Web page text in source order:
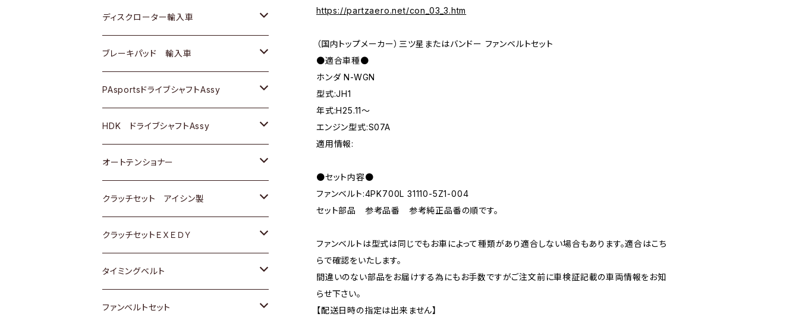
https://partzaero.net/con_03_3.htm
（国内トップメーカー）三ツ星またはバンドー ファンベルトセット
●適合車種●
ホンダ N-WGN
型式:JH1
年式:H25.11～
エンジン型式:S07A
適用情報:
●セット内容●
ファンベルト:4PK700L 31110-5Z1-004
セット部品 参考品番 参考純正品番の順です。
ファンベルトは型式は同じでもお車によって種類があり適合しない場合もあります。適合はこち
らで確認をいたします。
間違いのない部品をお届けする為にもお手数ですがご注文前に車検証記載の車両情報をお知
らせ下さい。
【配送日時の指定は出来ません】
スバル
マツダ
三菱
スバル
ＢＥＮＺ
マツダ
三菱
スバル
ダイハツ
マツダ
三菱
スバル
日産
ダイハツ
マツダ
三菱
スバル
スズキ
日産
ダイハツ
マツダ
三菱
スバル
スズキ
日産
ダイハツ
マツダ
三菱
スバル
トヨタ
ホンダ
スズキ
日産
いすゞ
ダイハツ
マツダ
三菱
スバル
ディスクローター輸入車
ＡＵＤＩ
ＢＥＮＺ
ＢＭＷ
GOLF
ＷＡＧＥＮ
アストロ（シボレー）
クライスラー
ブレーキパッド 輸入車
ＢＥＮＺ
ＢＭＷ
ＷＡＧＥＮ
ＶＯＬＶＯ
PAsportsドライブシャフトAssy
トヨタ
ホンダ
スズキ
日産
ダイハツ
マツダ
HDK ドライブシャフトAssy
スズキ
ダイハツ
日産
ホンダ
マツダ
オートテンショナー
トヨタ
クラッチセット アイシン製
ホンダ
スズキ
ダイハツ
クラッチセットＥＸＥＤＹ
ホンダ
スズキ
タイミングベルト
トヨタ
ファンベルトセット